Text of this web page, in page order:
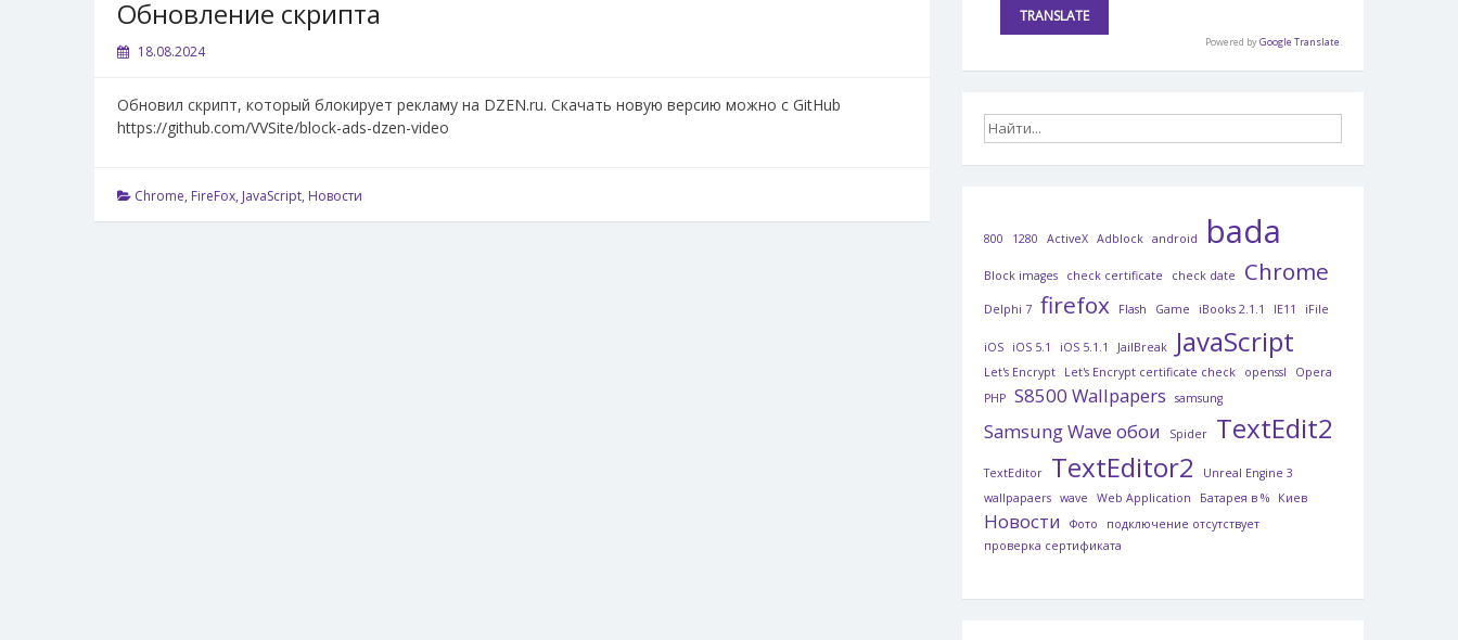
Обновление скрипта
18.08.2024
Обновил скрипт, который блокирует рекламу на DZEN.ru. Скачать новую версию можно с GitHub
https://github.com/VVSite/block-ads-dzen-video
Chrome, FireFox, JavaScript, Новости
Powered byGoogle Translate.
800 1280 ActiveX Adblock android bada
Block images check certificate check date Chrome
Delphi 7 firefox Flash Game iBooks 2.1.1 IE11 iFile
iOS iOS 5.1 iOS 5.1.1 JailBreak JavaScript
Let's Encrypt Let's Encrypt certificate check openssl
Opera
PHP S8500 Wallpapers samsung
Samsung Wave обои Spider TextEdit2
TextEditor TextEditor2
Unreal Engine 3
wallpapaers wave Web Application Батарея в % Киев
Новости Фото
подключение отсутствует
проверка сертификата